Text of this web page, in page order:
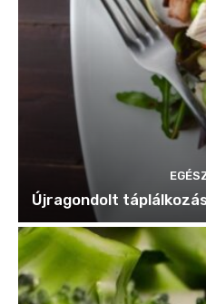
Újragondolt